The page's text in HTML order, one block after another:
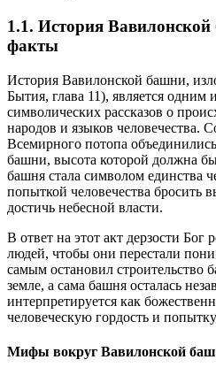
1.1. История
факты
История Вавилонской башни,
Бытия, глава 11), является одним
символических рассказов о
народов и языков человечества.
Всемирного потопа
башни, высота которой должна
башня стала символом единства
попыткой человечества бросить
достичь небесной власти.
В ответ на этот акт дерзости
людей, чтобы они перестали
самым остановил строительство
земле, а сама башня осталась
интерпретируется как
человеческую гордость и
Мифы вокруг Вавилонской